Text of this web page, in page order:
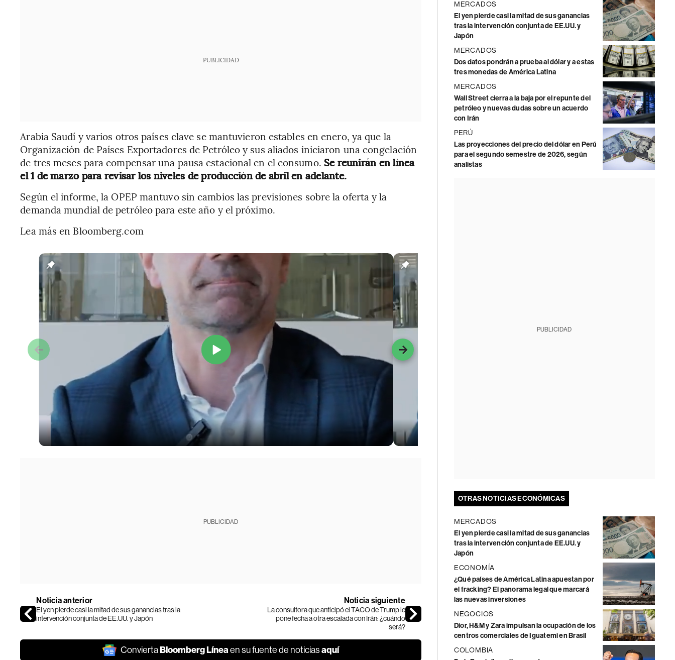
PUBLICIDAD
Arabia Saudí y varios otros países clave se mantuvieron estables en enero, ya que la
Organización de Países Exportadores de Petróleo y sus aliados iniciaron una congelación
de tres meses para compensar una pausa estacional en el consumo. Se reunirán en línea
el 1 de marzo para revisar los niveles de producción de abril en adelante.
Según el informe, la OPEP mantuvo sin cambios las previsiones sobre la oferta y la
demanda mundial de petróleo para este año y el próximo.
Lea más en Bloomberg.com
PUBLICIDAD
Noticia anterior
El yen pierde casi la mitad de sus ganancias tras la
intervención conjunta de EE.UU. y Japón
Noticia siguiente
La consultora que anticipó el TACO de Trump le
pone fecha a otra escalada con Irán: ¿cuándo
será?
ConviertaBloomberg Líneaen su fuente de noticiasaquí
MERCADOS
El yen pierde casi la mitad de sus ganancias
tras la intervención conjunta de EE.UU. y
Japón
MERCADOS
Dos datos pondrán a prueba al dólar y a estas
tres monedas de América Latina
MERCADOS
Wall Street cierra a la baja por el repunte del
petróleo y nuevas dudas sobre un acuerdo
con Irán
PERÚ
Las proyecciones del precio del dólar en Perú
para el segundo semestre de 2026, según
analistas
PUBLICIDAD
OTRAS NOTICIAS ECONÓMICAS
MERCADOS
El yen pierde casi la mitad de sus ganancias
tras la intervención conjunta de EE.UU. y
Japón
ECONOMÍA
¿Qué países de América Latina apuestan por
el fracking? El panorama legal que marcará
las nuevas inversiones
NEGOCIOS
Dior, H&M y Zara impulsan la ocupación de los
centros comerciales de Iguatemi en Brasil
COLOMBIA